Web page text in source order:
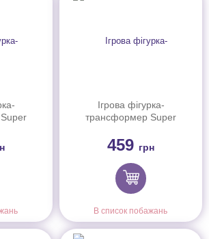
Ігрова фігурка-
трансформер Super
(Dizzy), 10см
459 грн
В список побажань